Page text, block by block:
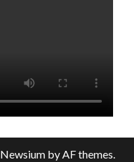
Newsium by AF themes.